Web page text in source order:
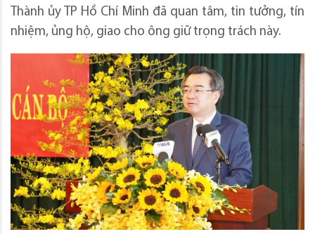
Thành ủy TP Hồ Chí Minh đã quan tâm, tin tưởng, tín
nhiệm, ủng hộ, giao cho ông giữ trọng trách này.